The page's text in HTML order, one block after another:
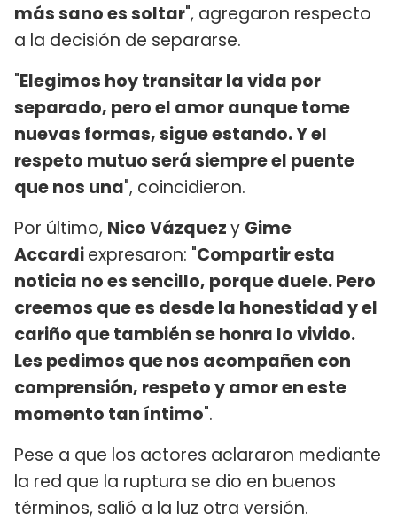
más sano es soltar", agregaron respecto
a la decisión de separarse.
"Elegimos hoy transitar la vida por
separado, pero el amor aunque tome
nuevas formas, sigue estando. Y el
respeto mutuo será siempre el puente
que nos una", coincidieron.
Por último, Nico Vázquezy Gime
Accardiexpresaron: "Compartir esta
noticia no es sencillo, porque duele. Pero
creemos que es desde la honestidad y el
cariño que también se honra lo vivido.
Les pedimos que nos acompañen con
comprensión, respeto y amor en este
momento tan íntimo".
Pese a que los actores aclararon mediante
la red que la ruptura se dio en buenos
términos, salió a la luz otra versión.